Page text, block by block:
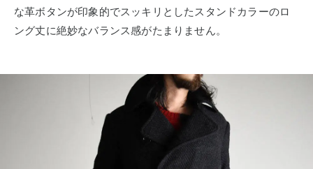
な革ボタンが印象的でスッキリとしたスタンドカラーのロ
ング丈に絶妙なバランス感がたまりません。